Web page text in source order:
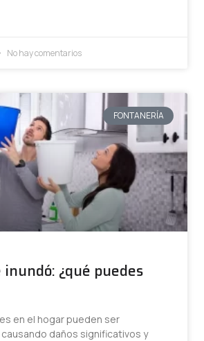
No hay comentarios
FONTANERÍA
inundó: ¿qué puedes
en el hogar pueden ser
daños significativos y